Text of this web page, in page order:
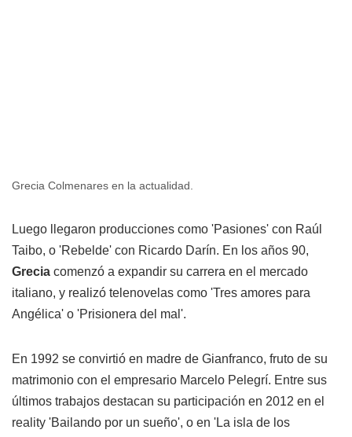
Grecia Colmenares en la actualidad.
Luego llegaron producciones como 'Pasiones' con Raúl
Taibo, o 'Rebelde' con Ricardo Darín. En los años 90,
Grecia comenzó a expandir su carrera en el mercado
italiano, y realizó telenovelas como 'Tres amores para
Angélica' o 'Prisionera del mal'.
En 1992 se convirtió en madre de Gianfranco, fruto de su
matrimonio con el empresario Marcelo Pelegrí. Entre sus
últimos trabajos destacan su participación en 2012 en el
reality 'Bailando por un sueño', o en 'La isla de los